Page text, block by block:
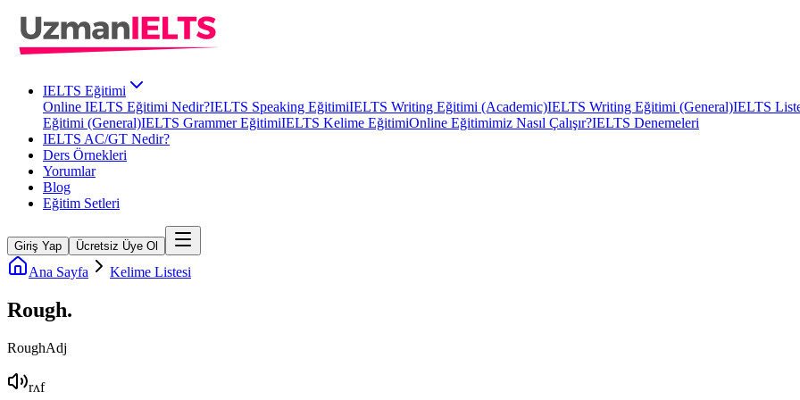
IELTS Eğitimi
Online IELTS Eğitimi Nedir?IELTS Speaking EğitimiIELTS Writing Eğitimi (Academic)IELTS Writing Eğitimi (General)IELTS
Eğitimi (General)IELTS Grammer EğitimiIELTS Kelime EğitimiOnline Eğitimimiz Nasıl Çalışır?IELTS Denemeleri
IELTS AC/GT Nedir?
Ders Örnekleri
Yorumlar
Blog
Eğitim Setleri
Giriş Yap Ücretsiz Üye Ol
Ana Sayfa Kelime Listesi
Rough.
RoughAdj
rʌf